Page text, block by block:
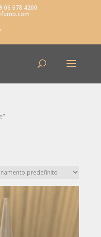
06 678 4200